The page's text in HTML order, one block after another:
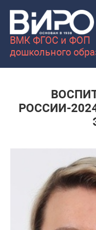
ВМК ФГОС и ФОП
дошкольного
РОССИИ-